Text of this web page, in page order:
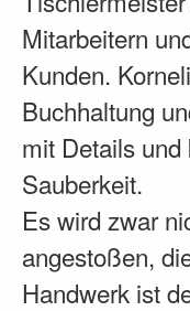
Mitarbeitern
Kunden.
Buchhaltung
mit Details
Sauberkeit.
Es wird zwar
angestoßen,
Handwerk ist